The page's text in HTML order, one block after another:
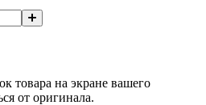
товара на экране вашего
от оригинала.